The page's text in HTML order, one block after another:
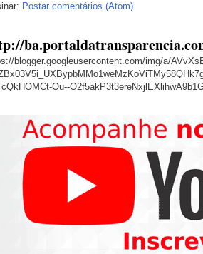
Postar comentários (Atom)
blogger.googleusercontent.com/img/a/
Ou--